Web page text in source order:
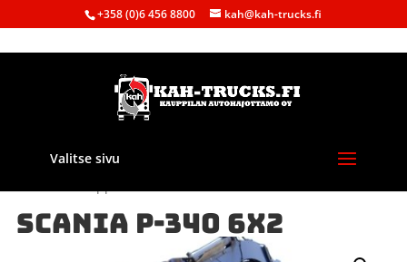
+358 (0)6 456 8800 kah@kah-trucks.fi
Valitse sivu
SCANIA P-340 6X2